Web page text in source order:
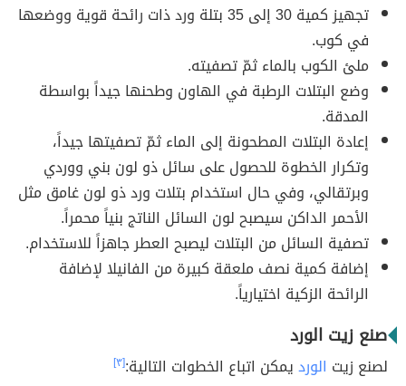
تجهيز كمية 30 إلى 35 بتلة ورد ذات رائحة قوية ووضعها
في كوب.
ملئ الكوب بالماء ثمّ تصفيته.
وضع البتلات الرطبة في الهاون وطحنها جيداً بواسطة
المدقة.
إعادة البتلات المطحونة إلى الماء ثمّ تصفيتها جيداً،
وتكرار الخطوة للحصول على سائل ذو لون بني ووردي
وبرتقالي، وفي حال استخدام بتلات ورد ذو لون غامق مثل
الأحمر الداكن سيصبح لون السائل الناتج بنياً محمراً.
تصفية السائل من البتلات ليصبح العطر جاهزاً للاستخدام.
إضافة كمية نصف ملعقة كبيرة من الفانيلا لإضافة
الرائحة الزكية اختيارياً.
صنع زيت الورد
لصنع زيت الورديمكن اتباع الخطوات التالية:[٣]